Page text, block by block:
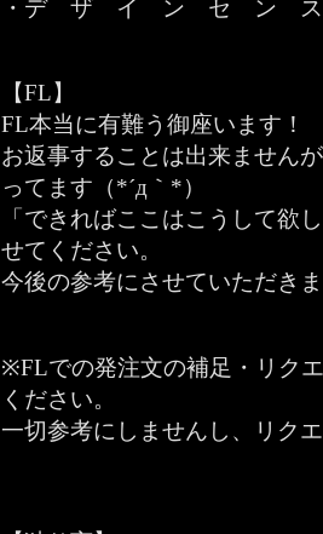
・デ ザ イ ン セ ン
【FL】
FL本当に有難う御座います！
お返事することは出来ません
ってます（*´д｀*）
「できればここはこうして欲
せてください。
今後の参考にさせていただき
※FLでの発注文の補足・リク
ください。
一切参考にしませんし、リク